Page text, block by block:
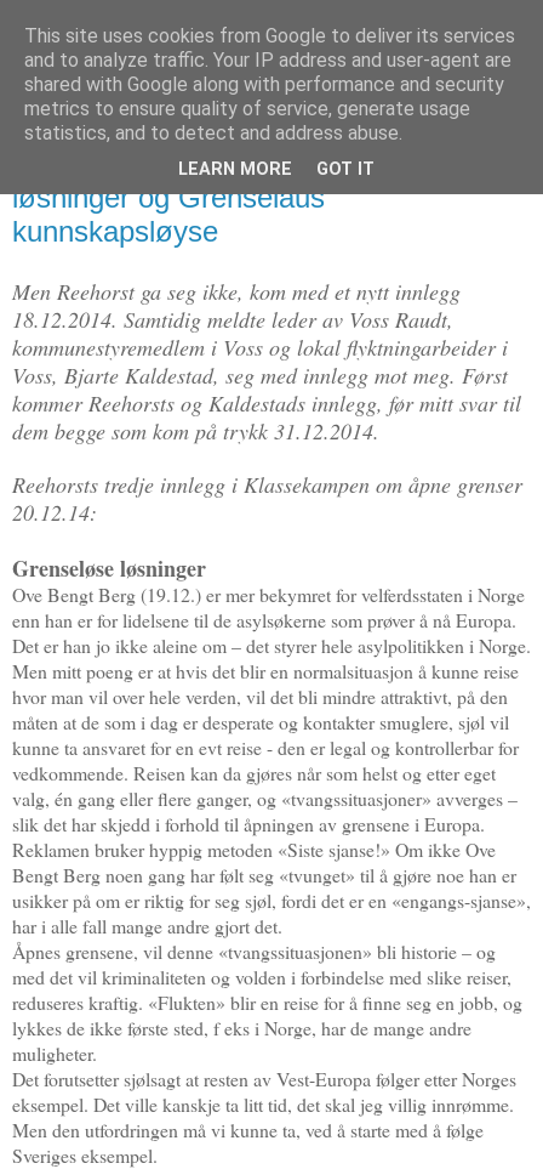
Politikus
tirsdag 30. desember 2014
Svar på motinnlegg: Grenseløse
løsninger og Grenselaus
kunnskapsløyse
Men Reehorst ga seg ikke, kom med et nytt innlegg
18.12.2014. Samtidig meldte leder av Voss Raudt,
kommunestyremedlem i Voss og lokal flyktningarbeider i
Voss, Bjarte Kaldestad, seg med innlegg mot meg. Først
kommer Reehorsts og Kaldestads innlegg, før mitt svar til
dem begge som kom på trykk 31.12.2014.
Reehorsts tredje innlegg i Klassekampen om åpne grenser
20.12.14:
Grenseløse løsninger
Ove Bengt Berg (19.12.) er mer bekymret for velferdsstaten i Norge
enn han er for lidelsene til de asylsøkerne som prøver å nå Europa.
Det er han jo ikke aleine om – det styrer hele asylpolitikken i Norge.
Men mitt poeng er at hvis det blir en normalsituasjon å kunne reise
hvor man vil over hele verden, vil det bli mindre attraktivt, på den
måten at de som i dag er desperate og kontakter smuglere, sjøl vil
kunne ta ansvaret for en evt reise - den er legal og kontrollerbar for
vedkommende. Reisen kan da gjøres når som helst og etter eget
valg, én gang eller flere ganger, og «tvangssituasjoner» avverges –
slik det har skjedd i forhold til åpningen av grensene i Europa.
Reklamen bruker hyppig metoden «Siste sjanse!» Om ikke Ove
Bengt Berg noen gang har følt seg «tvunget» til å gjøre noe han er
usikker på om er riktig for seg sjøl, fordi det er en «engangs-sjanse»,
har i alle fall mange andre gjort det.
Åpnes grensene, vil denne «tvangssituasjonen» bli historie – og
med det vil kriminaliteten og volden i forbindelse med slike reiser,
reduseres kraftig. «Flukten» blir en reise for å finne seg en jobb, og
lykkes de ikke første sted, f eks i Norge, har de mange andre
muligheter.
Det forutsetter sjølsagt at resten av Vest-Europa følger etter Norges
eksempel. Det ville kanskje ta litt tid, det skal jeg villig innrømme.
Men den utfordringen må vi kunne ta, ved å starte med å følge
Sveriges eksempel.
This site uses cookies from Google to deliver its services
and to analyze traffic. Your IP address and user-agent are
shared with Google along with performance and security
metrics to ensure quality of service, generate usage
statistics, and to detect and address abuse.
LEARN MORE GOT IT